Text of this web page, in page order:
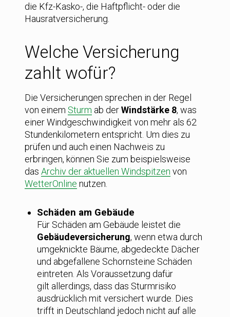
die Kfz-Kasko-, die Haftpflicht- oder die
Hausratversicherung.
Welche Versicherung
zahlt wofür?
Die Versicherungen sprechen in der Regel
von einem Sturm ab derWindstärke 8, was
einer Windgeschwindigkeit von mehr als 62
Stundenkilometern entspricht. Um dies zu
prüfen und auch einen Nachweis zu
erbringen, können Sie zum beispielsweise
das Archiv der aktuellen Windspitzen von
WetterOnline nutzen.
Schäden am Gebäude
Für Schäden am Gebäude leistet die
Gebäudeversicherung, wenn etwa durch
umgeknickte Bäume, abgedeckte Dächer
und abgefallene Schornsteine Schäden
eintreten. Als Voraussetzung dafür
gilt allerdings, dass das Sturmrisiko
ausdrücklich mit versichert wurde. Dies
trifft in Deutschland jedoch nicht auf alle